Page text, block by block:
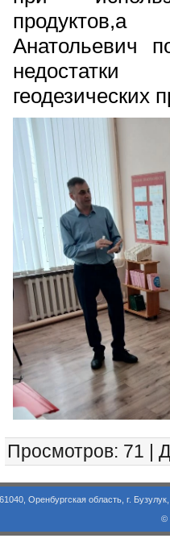
Анатольевич
геодезических
Просмотров: 71 |
область, г. Бузулук, ул.
©